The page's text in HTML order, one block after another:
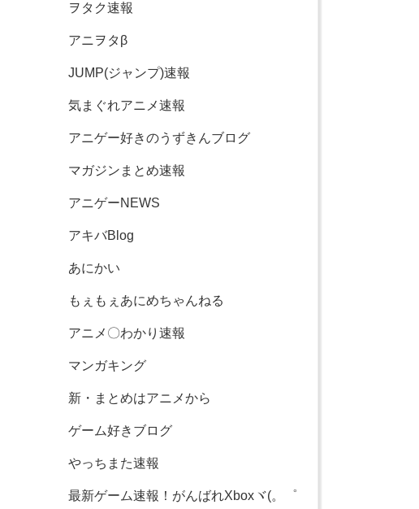
ヲタク速報
アニヲタβ
JUMP(ジャンプ)速報
気まぐれアニメ速報
アニゲー好きのうずきんブログ
マガジンまとめ速報
アニゲーNEWS
アキバBlog
あにかい
もぇもぇあにめちゃんねる
アニメ〇わかり速報
マンガキング
新・まとめはアニメから
ゲーム好きブログ
やっちまた速報
最新ゲーム速報！がんばれXboxヾ(。゜